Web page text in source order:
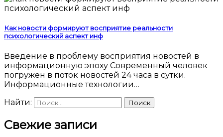
Как новости формируют восприятие реальности
психологический аспект инф
Введение в проблему восприятия новостей в
информационную эпоху Современный человек
погружен в поток новостей 24 часа в сутки.
Информационные технологии…
Найти:
Свежие записи